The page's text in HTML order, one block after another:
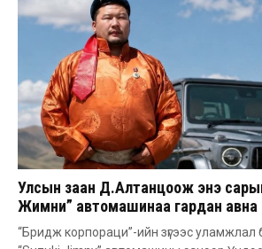
Улсын заан Д.Алтанцоож энэ сарын
Жимни” автомашинаа гардан авна
“Бридж корпораци”-ийн зүгээс уламжлал